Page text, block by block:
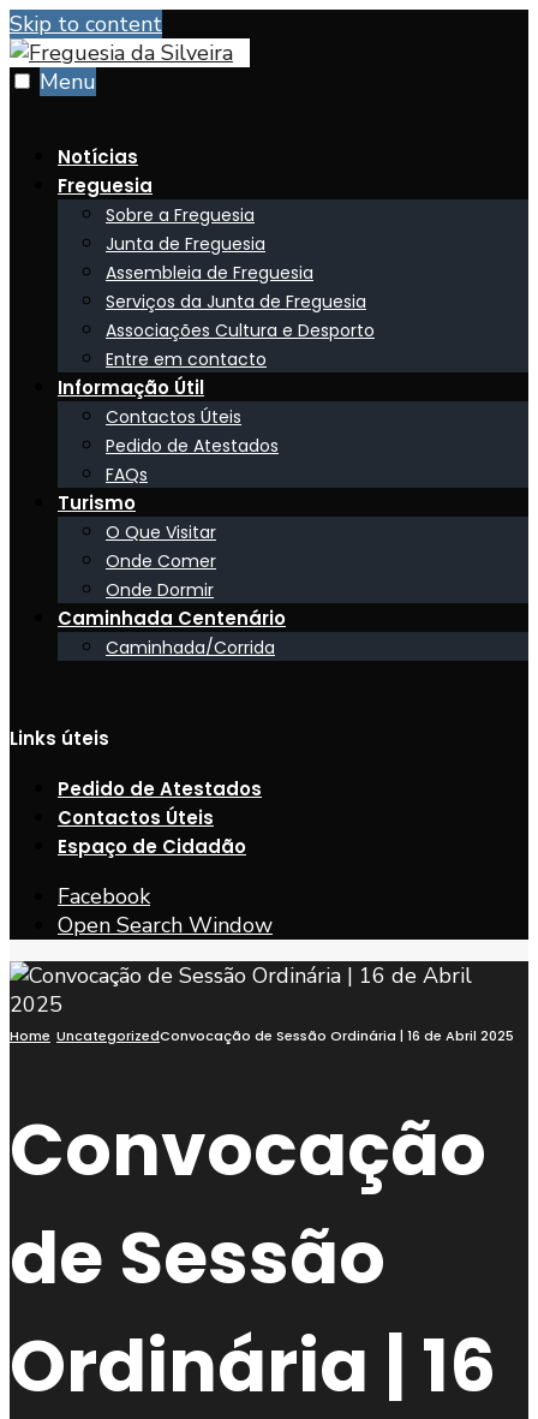
Skip to content
Menu
Notícias
Freguesia
Sobre a Freguesia
Junta de Freguesia
Assembleia de Freguesia
Serviços da Junta de Freguesia
Associações Cultura e Desporto
Entre em contacto
Informação Útil
Contactos Úteis
Pedido de Atestados
FAQs
Turismo
O Que Visitar
Onde Comer
Onde Dormir
Caminhada Centenário
Caminhada/Corrida
Links úteis
Pedido de Atestados
Contactos Úteis
Espaço de Cidadão
Facebook
Open Search Window
Home UncategorizedConvocação de Sessão Ordinária | 16 de Abril 2025
Convocação
de Sessão
Ordinária | 16